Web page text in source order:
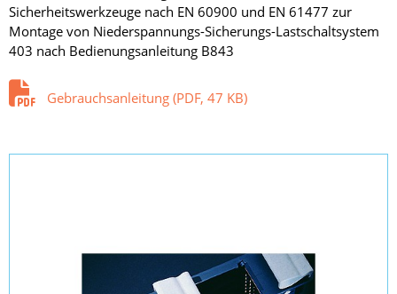
Sicherheitswerkzeuge nach EN 60900 und EN 61477 zur
Montage von Niederspannungs-Sicherungs-Lastschaltsystem
403 nach Bedienungsanleitung B843
Gebrauchsanleitung (PDF, 47 KB)